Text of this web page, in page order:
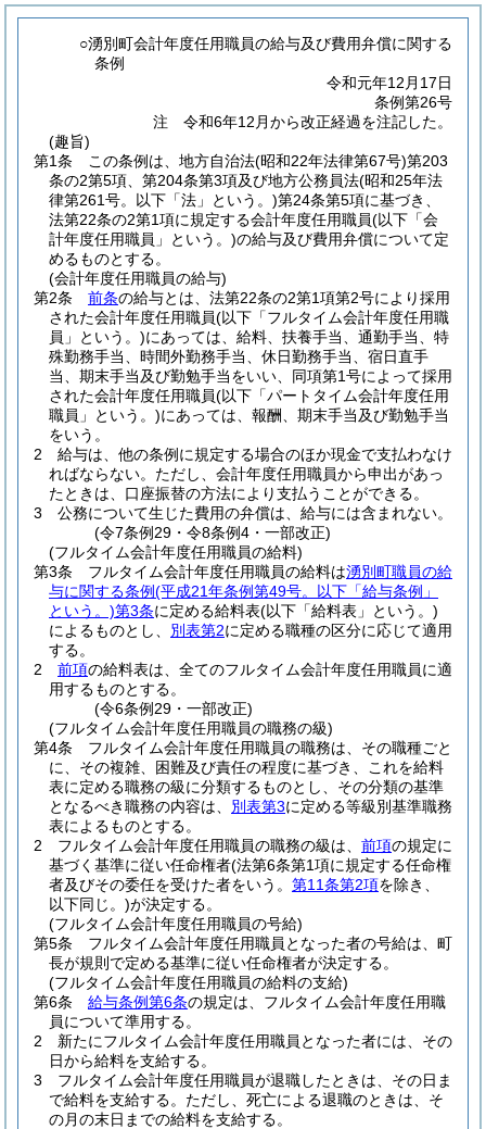
○湧別町会計年度任用職員の給与及び費用弁償に関する
条例
令和元年12月17日
条例第26号
注 令和6年12月から改正経過を注記した。
(趣旨)
第1条
この条例は、地方自治法(昭和22年法律第67号)第203
条の2第5項、第204条第3項及び地方公務員法(昭和25年法
律第261号。以下「法」という。)第24条第5項に基づき、
法第22条の2第1項に規定する会計年度任用職員(以下「会
計年度任用職員」という。)の給与及び費用弁償について定
めるものとする。
(会計年度任用職員の給与)
第2条
前条の給与とは、法第22条の2第1項第2号により採用
された会計年度任用職員(以下「フルタイム会計年度任用職
員」という。)にあっては、給料、扶養手当、通勤手当、特
殊勤務手当、時間外勤務手当、休日勤務手当、宿日直手
当、期末手当及び勤勉手当をいい、同項第1号によって採用
された会計年度任用職員(以下「パートタイム会計年度任用
職員」という。)にあっては、報酬、期末手当及び勤勉手当
をいう。
2
給与は、他の条例に規定する場合のほか現金で支払わなけ
ればならない。 ただし、会計年度任用職員から申出があっ
たときは、口座振替の方法により支払うことができる。
3
公務について生じた費用の弁償は、給与には含まれない。
(令7条例29・令8条例4・一部改正)
(フルタイム会計年度任用職員の給料)
第3条
フルタイム会計年度任用職員の給料は湧別町職員の給
与に関する条例(平成21年条例第49号。以下「給与条例」
という。)第3条に定める給料表(以下「給料表」という。)
によるものとし、 別表第2に定める職種の区分に応じて適用
する。
2
前項の給料表は、全てのフルタイム会計年度任用職員に適
用するものとする。
(令6条例29・一部改正)
(フルタイム会計年度任用職員の職務の級)
第4条
フルタイム会計年度任用職員の職務は、その職種ごと
に、その複雑、困難及び責任の程度に基づき、これを給料
表に定める職務の級に分類するものとし、その分類の基準
となるべき職務の内容は、 別表第3に定める等級別基準職務
表によるものとする。
2
フルタイム会計年度任用職員の職務の級は、 前項の規定に
基づく基準に従い任命権者(法第6条第1項に規定する任命権
者及びその委任を受けた者をいう。 第11条第2項を除き、
以下同じ。)が決定する。
(フルタイム会計年度任用職員の号給)
第5条
フルタイム会計年度任用職員となった者の号給は、町
長が規則で定める基準に従い任命権者が決定する。
(フルタイム会計年度任用職員の給料の支給)
第6条
給与条例第6条の規定は、フルタイム会計年度任用職
員について準用する。
2
新たにフルタイム会計年度任用職員となった者には、その
日から給料を支給する。
3
フルタイム会計年度任用職員が退職したときは、その日ま
で給料を支給する。 ただし、死亡による退職のときは、そ
の月の末日までの給料を支給する。